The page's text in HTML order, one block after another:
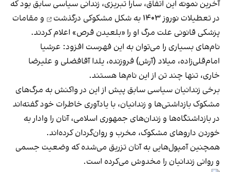
آخرین نمونه این اتفاق، سارا تبریزی، زندانی سیاسی سابق بود که
در تعطیلات نوروز ۱۴۰۳ به شکل مشکوکی
درگذشت
و مقامات
پزشکی قانونی علت مرگ او را «بلعیدن قرص» اعلام کردند.
نام‌های بسیاری را می‌توان به این فهرست افزود: عرشیا
امام‌قلی‌زاده، میلاد (آرش) فروزنده، یلدا آقافضلی و علیرضا
خاری، تنها چند تن از این نام‌ها هستند.
برخی زندانیان سیاسی سابق پیش از این در واکنش به مرگ‌های
مشکوک بازداشتی‌ها و زندانیان، با یادآوری خاطرات خود گفته‌اند
در بازداشتگاه‌ها و زندان‌های جمهوری اسلامی، آنان را وادار به
خوردن داروهای مشکوک، مخرب و روان‌گردان کرده‌اند.
همچنین آمپول‌هایی به آنان تزریق می‌شده که وضعیت جسمی
و روانی زندانیان را مخدوش می‌کرده است.